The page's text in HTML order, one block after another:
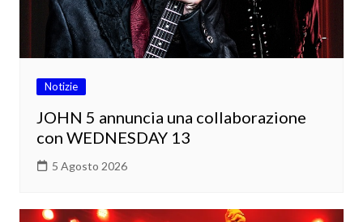
Notizie
JOHN 5 annuncia una collaborazione
con WEDNESDAY 13
5 Agosto 2026